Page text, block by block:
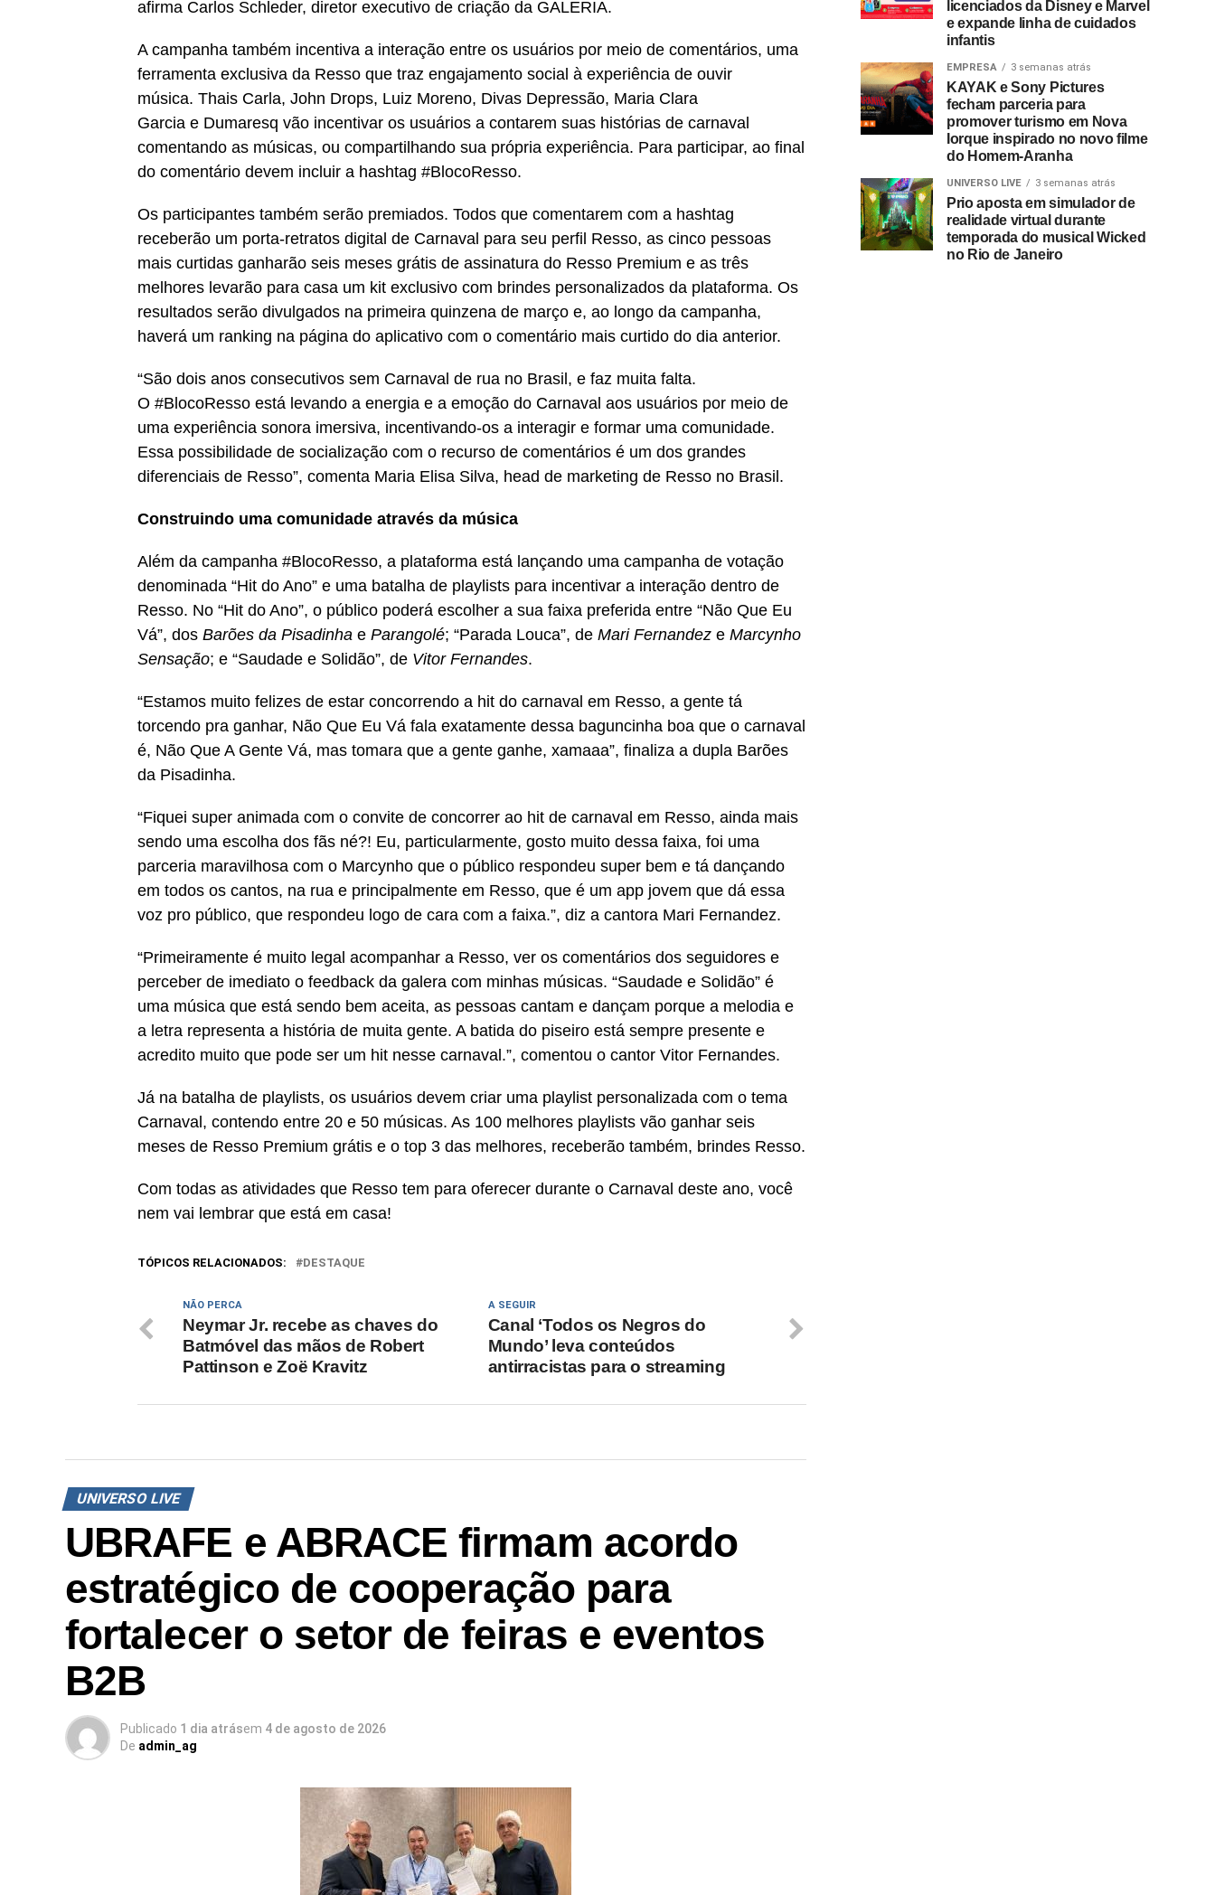
afirma Carlos Schleder, diretor executivo de criação da GALERIA.
A campanha também incentiva a interação entre os usuários por meio de comentários, uma
ferramenta exclusiva da Resso que traz engajamento social à experiência de ouvir
música. Thais Carla, John Drops, Luiz Moreno, Divas Depressão, Maria Clara
Garcia e Dumaresq vão incentivar os usuários a contarem suas histórias de carnaval
comentando as músicas, ou compartilhando sua própria experiência. Para participar, ao final
do comentário devem incluir a hashtag #BlocoResso.
Os participantes também serão premiados. Todos que comentarem com a hashtag
receberão um porta-retratos digital de Carnaval para seu perfil Resso, as cinco pessoas
mais curtidas ganharão seis meses grátis de assinatura do Resso Premium e as três
melhores levarão para casa um kit exclusivo com brindes personalizados da plataforma. Os
resultados serão divulgados na primeira quinzena de março e, ao longo da campanha,
haverá um ranking na página do aplicativo com o comentário mais curtido do dia anterior.
“São dois anos consecutivos sem Carnaval de rua no Brasil, e faz muita falta.
O #BlocoResso está levando a energia e a emoção do Carnaval aos usuários por meio de
uma experiência sonora imersiva, incentivando-os a interagir e formar uma comunidade.
Essa possibilidade de socialização com o recurso de comentários é um dos grandes
diferenciais de Resso”, comenta Maria Elisa Silva, head de marketing de Resso no Brasil.
Construindo uma comunidade através da música
Além da campanha #BlocoResso, a plataforma está lançando uma campanha de votação
denominada “Hit do Ano” e uma batalha de playlists para incentivar a interação dentro de
Resso. No “Hit do Ano”, o público poderá escolher a sua faixa preferida entre “Não Que Eu
Vá”, dos Barões da Pisadinha e Parangolé; “Parada Louca”, de Mari Fernandez e Marcynho
Sensação; e “Saudade e Solidão”, de Vitor Fernandes.
“Estamos muito felizes de estar concorrendo a hit do carnaval em Resso, a gente tá
torcendo pra ganhar, Não Que Eu Vá fala exatamente dessa baguncinha boa que o carnaval
é, Não Que A Gente Vá, mas tomara que a gente ganhe, xamaaa”, finaliza a dupla Barões
da Pisadinha.
“Fiquei super animada com o convite de concorrer ao hit de carnaval em Resso, ainda mais
sendo uma escolha dos fãs né?! Eu, particularmente, gosto muito dessa faixa, foi uma
parceria maravilhosa com o Marcynho que o público respondeu super bem e tá dançando
em todos os cantos, na rua e principalmente em Resso, que é um app jovem que dá essa
voz pro público, que respondeu logo de cara com a faixa.”, diz a cantora Mari Fernandez.
“Primeiramente é muito legal acompanhar a Resso, ver os comentários dos seguidores e
perceber de imediato o feedback da galera com minhas músicas. “Saudade e Solidão” é
uma música que está sendo bem aceita, as pessoas cantam e dançam porque a melodia e
a letra representa a história de muita gente. A batida do piseiro está sempre presente e
acredito muito que pode ser um hit nesse carnaval.”, comentou o cantor Vitor Fernandes.
Já na batalha de playlists, os usuários devem criar uma playlist personalizada com o tema
Carnaval, contendo entre 20 e 50 músicas. As 100 melhores playlists vão ganhar seis
meses de Resso Premium grátis e o top 3 das melhores, receberão também, brindes Resso.
Com todas as atividades que Resso tem para oferecer durante o Carnaval deste ano, você
nem vai lembrar que está em casa!
TÓPICOS RELACIONADOS: DESTAQUE
A SEGUIR
Canal ‘Todos os Negros do
Mundo’ leva conteúdos
antirracistas para o streaming
NÃO PERCA
Neymar Jr. recebe as chaves do
Batmóvel das mãos de Robert
Pattinson e Zoë Kravitz
UNIVERSO LIVE
UBRAFE e ABRACE firmam acordo
estratégico de cooperação para
fortalecer o setor de feiras e eventos
B2B
Publicado 1 dia atrásem 4 de agosto de 2026
De admin_ag
licenciados da Disney e Marvel
e expande linha de cuidados
infantis
EMPRESA 3 semanas atrás
KAYAK e Sony Pictures
fecham parceria para
promover turismo em Nova
Iorque inspirado no novo filme
do Homem-Aranha
UNIVERSO LIVE 3 semanas atrás
Prio aposta em simulador de
realidade virtual durante
temporada do musical Wicked
no Rio de Janeiro